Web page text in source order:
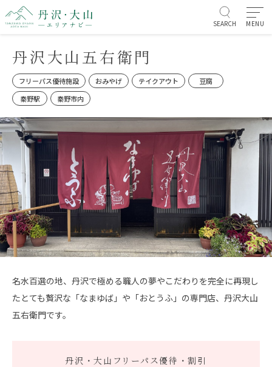
SEARCH MENU
丹沢大山五右衛門
フリーパス優待施設 おみやげ テイクアウト
豆腐
秦野駅
秦野市内
名水百選の地、丹沢で極める職人の夢やこだわりを完全に再現し
たとても贅沢な「なまゆば」や「おとうふ」の専門店、丹沢大山
五右衛門です。
丹沢・大山フリーパス優待・割引